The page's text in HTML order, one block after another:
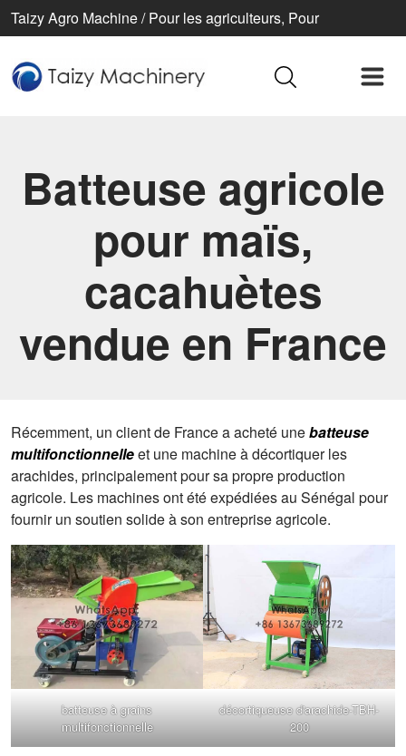
Taizy Agro Machine / Pour les agriculteurs, Pour
Batteuse agricole
pour maïs,
cacahuètes
vendue en France
Récemment, un client de France a acheté unebatteuse
multifonctionnelleet une machine à décortiquer les
arachides, principalement pour sa propre production
agricole. Les machines ont été expédiées au Sénégal pour
fournir un soutien solide à son entreprise agricole.
batteuse à grains
multifonctionnelle
décortiqueuse d'arachide-TBH-
200